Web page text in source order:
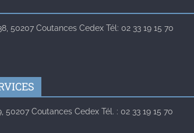
50207 Coutances Cedex Tél: 02 33 19 15 70
50207 Coutances Cedex Tél. : 02 33 19 15 70